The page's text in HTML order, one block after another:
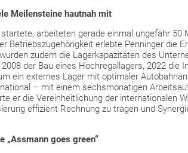
Meilensteine hautnah mit
arbeiteten gerade einmal ungefähr 50
Betriebszugehörigkeit erlebte Penninger die
zudem die Lagerkapazitäten des
der Bau eines Hochregallagers, 2022 die
ein externes Lager mit optimaler
– mit einem sechsmonatigen
er die Vereinheitlichung der internationalen
effizient Rechnung zu tragen und
„Assmann goes green“